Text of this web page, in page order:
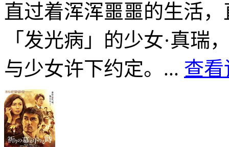
直过着浑浑噩噩的生活
「发光病」的少女·真瑞
与少女许下约定。... 查看